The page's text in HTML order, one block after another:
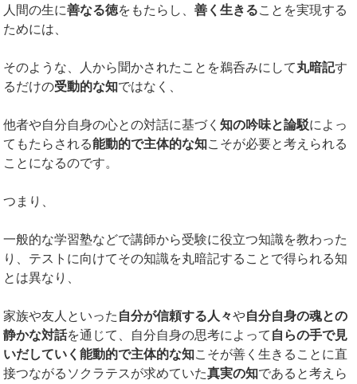
人間の生に善なる徳をもたらし、善く生きることを実現する
ためには、
そのような、人から聞かされたことを鵜呑みにして丸暗記す
るだけの受動的な知ではなく、
他者や自分自身の心との対話に基づく知の吟味と論駁によっ
てもたらされる能動的で主体的な知 こそが必要と考えられる
ことになるのです。
つまり、
一般的な学習塾などで講師から受験に役立つ知識を教わった
り、テストに向けてその知識を丸暗記することで得られる知
とは異なり、
家族や友人といった 自分が信頼する人々や自分自身の魂との
静かな対話を通じて、自分自身の思考によって 自らの手で見
いだしていく能動的で主体的な知 こそが善く生きることに直
接つながるソクラテスが求めていた真実の知であると考えら